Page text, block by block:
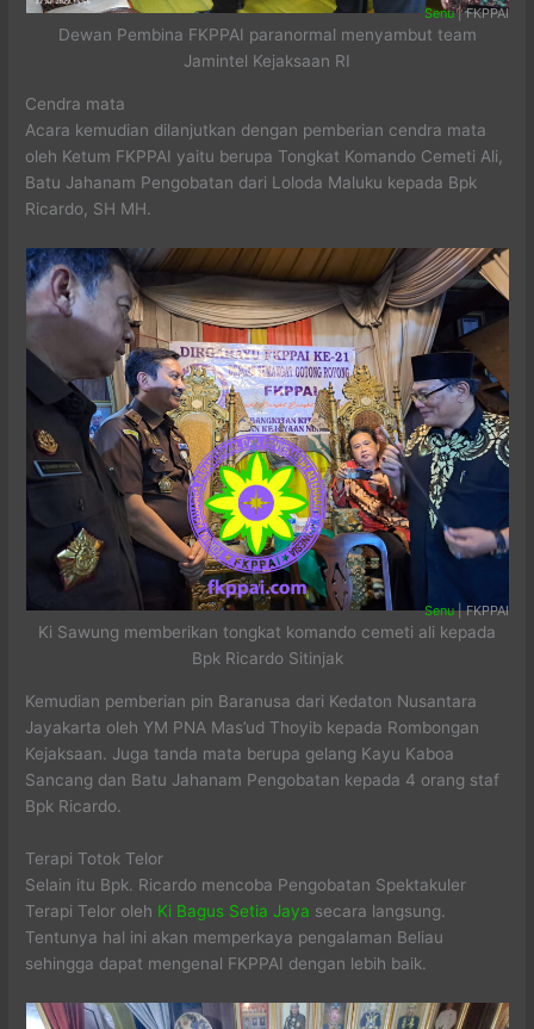
Senu| FKPPAI
Dewan Pembina FKPPAI paranormal menyambut team
Jamintel Kejaksaan RI
Cendra mata
Acara kemudian dilanjutkan dengan pemberian cendra mata
oleh Ketum FKPPAI yaitu berupa Tongkat Komando Cemeti Ali,
Batu Jahanam Pengobatan dari Loloda Maluku kepada Bpk
Ricardo, SH MH.
Senu| FKPPAI
Ki Sawung memberikan tongkat komando cemeti ali kepada
Bpk Ricardo Sitinjak
Kemudian pemberian pin Baranusa dari Kedaton Nusantara
Jayakarta oleh YM PNA Mas’ud Thoyib kepada Rombongan
Kejaksaan. Juga tanda mata berupa gelang Kayu Kaboa
Sancang dan Batu Jahanam Pengobatan kepada 4 orang staf
Bpk Ricardo.
Terapi Totok Telor
Selain itu Bpk. Ricardo mencoba Pengobatan Spektakuler
Terapi Telor oleh Ki Bagus Setia Jaya secara langsung.
Tentunya hal ini akan memperkaya pengalaman Beliau
sehingga dapat mengenal FKPPAI dengan lebih baik.